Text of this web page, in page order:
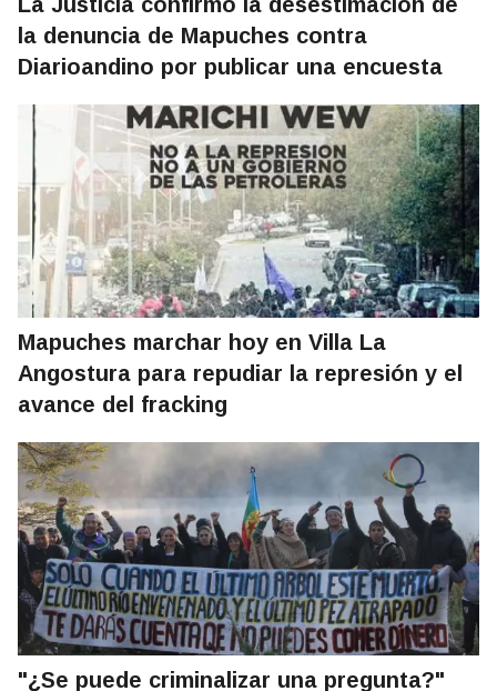
la denuncia de Mapuches contra
Diarioandino por publicar una encuesta
Mapuches marchar hoy en Villa La
Angostura para repudiar la represión y el
avance del fracking
"¿Se puede criminalizar una pregunta?"